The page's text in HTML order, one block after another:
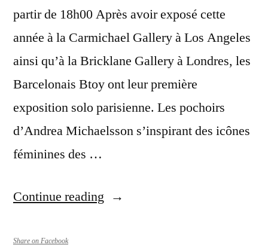
partir de 18h00 Après avoir exposé cette
année à la Carmichael Gallery à Los Angeles
ainsi qu’à la Bricklane Gallery à Londres, les
Barcelonais Btoy ont leur première
exposition solo parisienne. Les pochoirs
d’Andrea Michaelsson s’inspirant des icônes
féminines des …
Continue reading “Exposition
Share on Facebook